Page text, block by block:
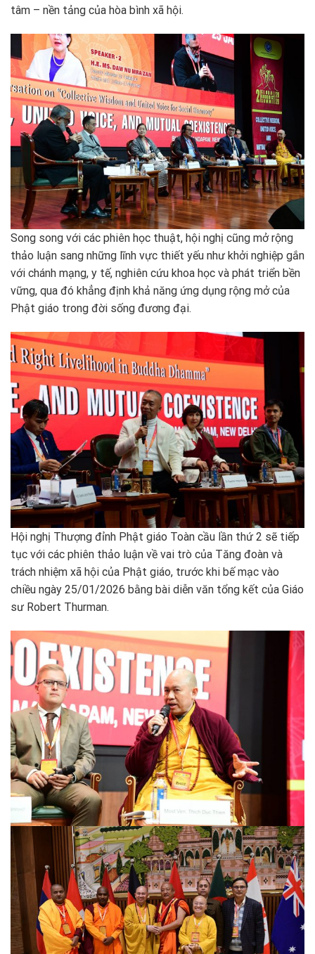
tâm – nền tảng của hòa bình xã hội.
Song song với các phiên học thuật, hội nghị cũng mở rộng
thảo luận sang những lĩnh vực thiết yếu như khởi nghiệp gắn
với chánh mạng, y tế, nghiên cứu khoa học và phát triển bền
vững, qua đó khẳng định khả năng ứng dụng rộng mở của
Phật giáo trong đời sống đương đại.
Hội nghị Thượng đỉnh Phật giáo Toàn cầu lần thứ 2 sẽ tiếp
tục với các phiên thảo luận về vai trò của Tăng đoàn và
trách nhiệm xã hội của Phật giáo, trước khi bế mạc vào
chiều ngày 25/01/2026 bằng bài diễn văn tổng kết của Giáo
sư Robert Thurman.